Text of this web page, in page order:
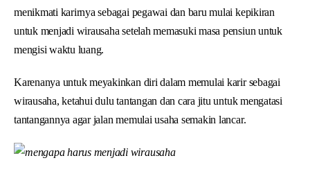
menikmati karirnya sebagai pegawai dan baru mulai kepikiran
untuk menjadi wirausaha setelah memasuki masa pensiun untuk
mengisi waktu luang.
Karenanya untuk meyakinkan diri dalam memulai karir sebagai
wirausaha, ketahui dulu tantangan dan cara jitu untuk mengatasi
tantangannya agar jalan memulai usaha semakin lancar.